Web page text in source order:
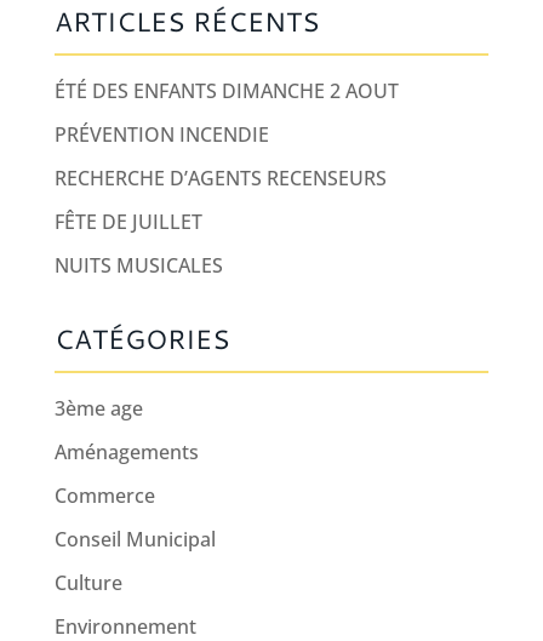
ARTICLES RÉCENTS
ÉTÉ DES ENFANTS DIMANCHE 2 AOUT
PRÉVENTION INCENDIE
RECHERCHE D’AGENTS RECENSEURS
FÊTE DE JUILLET
NUITS MUSICALES
CATÉGORIES
3ème age
Aménagements
Commerce
Conseil Municipal
Culture
Environnement